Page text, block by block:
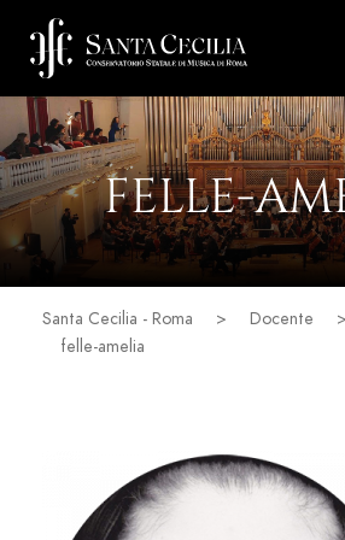
FELLE-
Santa Cecilia - Roma > Docente >
felle-amelia